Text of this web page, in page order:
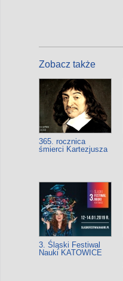
Zobacz także
365. rocznica
śmierci Kartezjusza
3. Śląski Festiwal
Nauki KATOWICE